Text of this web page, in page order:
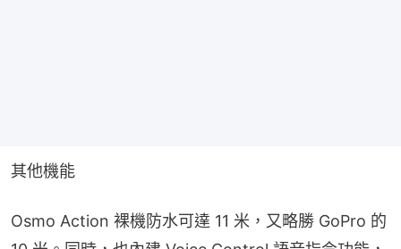
其他機能
Osmo Action 裸機防水可達 11 米，又略勝 GoPro 的